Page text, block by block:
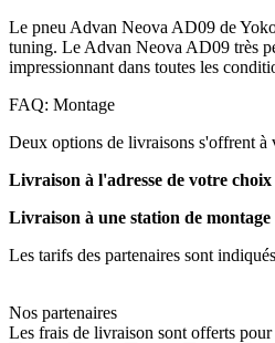
Le pneu Advan Neova AD09 de
tuning. Le Advan Neova AD09 très
impressionnant dans toutes les
FAQ: Montage
Deux options de livraisons s'offrent à
Livraison à l'adresse de votre choix
Livraison à une station de montage
Les tarifs des partenaires sont
Nos partenaires
Les frais de livraison sont offerts